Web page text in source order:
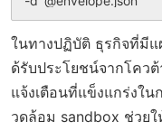
ในทางปฏิบัติ ธุรกิจที่มี
ด้รับประโยชน์จากโคว
แจ้งเตือนที่แข็งแกร่งใ
วดล้อม sandbox ช่วย